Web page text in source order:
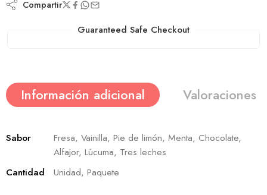
Compartir
Guaranteed Safe Checkout
Información adicional Valoraciones
Sabor
Fresa, Vainilla, Pie de limón, Menta, Chocolate,
Alfajor, Lúcuma, Tres leches
Cantidad
Unidad, Paquete